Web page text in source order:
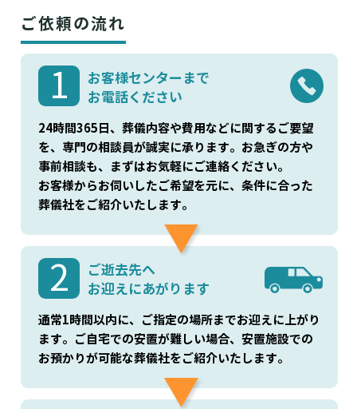
JA兵庫西やすらぎホール佐用
ル等がよく利用されております。
ご依頼の流れ
1
お客様センターまで
お電話ください
24時間365日、葬儀内容や費用などに関するご要望
を、専門の相談員が誠実に承ります。お急ぎの方や
事前相談も、まずはお気軽にご連絡ください。
お客様からお伺いしたご希望を元に、条件に合った
葬儀社をご紹介いたします。
2
ご逝去先へ
お迎えにあがります
通常1時間以内に、ご指定の場所までお迎えに上がり
ます。ご自宅での安置が難しい場合、安置施設での
お預かりが可能な葬儀社をご紹介いたします。